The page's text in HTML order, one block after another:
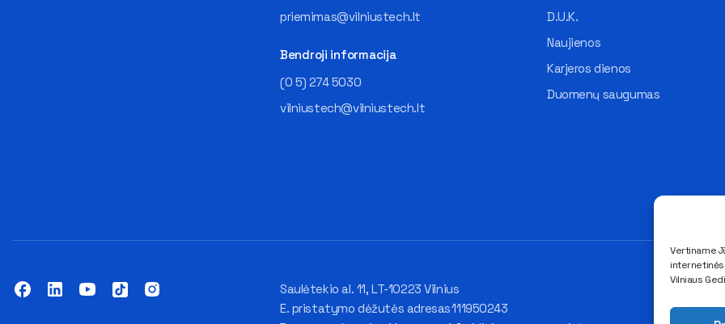
Vertiname
Vilniaus
priemimas@vilniustech.lt
Bendroji informacija
(0 5) 274 5030
vilniustech@vilniustech.lt
D.U.K.
Naujienos
Karjeros dienos
Duomenų saugumas
Saulėtekio al. 11, LT-10223 Vilnius
E. pristatymo dėžutės adresas 111950243